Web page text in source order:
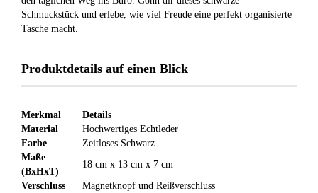
Schmuckstück und erlebe, wie viel Freude eine perfekt organisierte
Tasche macht.
Produktdetails auf einen Blick
Merkmal
Details
Material
Hochwertiges Echtleder
Farbe
Zeitloses Schwarz
Maße
(BxHxT)
18 cm x 13 cm x 7 cm
Verschluss
Magnetknopf und Reißverschluss